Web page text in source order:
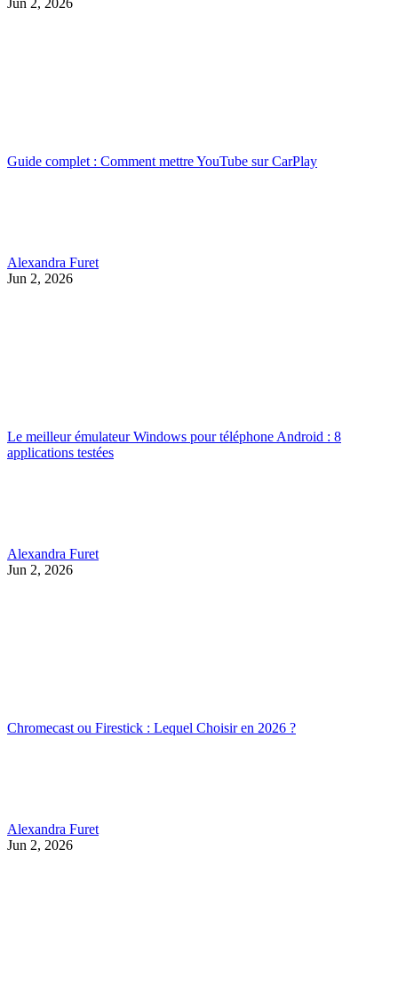
Jun 2, 2026
Guide complet : Comment mettre YouTube sur CarPlay
Alexandra Furet
Jun 2, 2026
Le meilleur émulateur Windows pour téléphone Android : 8
applications testées
Alexandra Furet
Jun 2, 2026
Chromecast ou Firestick : Lequel Choisir en 2026 ?
Alexandra Furet
Jun 2, 2026